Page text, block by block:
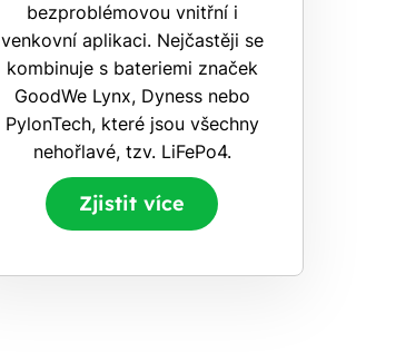
bezproblémovou vnitřní i
venkovní aplikaci. Nejčastěji se
kombinuje s bateriemi značek
GoodWe Lynx, Dyness nebo
PylonTech, které jsou všechny
nehořlavé, tzv. LiFePo4.
Zjistit více